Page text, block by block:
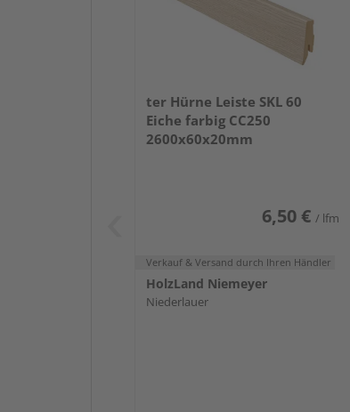
ter Hürne Leiste SKL 60
Eiche farbig CC250
2600x60x20mm
6,50 € / lfm
Verkauf & Versand durch Ihren Händler
HolzLand Niemeyer
Niederlauer